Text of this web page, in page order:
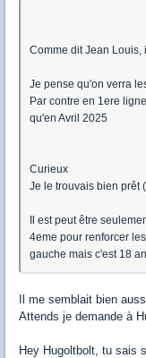
Comme dit Jean Louis,
Je pense qu'on verra
Par contre en 1ere
qu'en Avril 2025
Curieux
Je le trouvais bien prêt
Il est peut être
4eme pour renforcer
gauche mais c'est 18
Il me semblait bien
Attends je demande à
Hey Hugoltbolt, tu sais